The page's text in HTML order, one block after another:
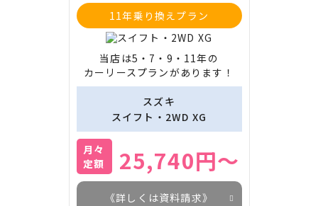
11年乗り換えプラン
当店は5・7・9・11年の
カーリースプランがあります！
スズキ
スイフト・2WD XG
月々
定額
25,740円～
《詳しくは資料請求》